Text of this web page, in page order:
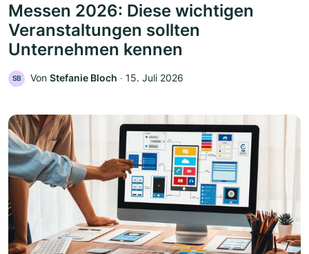
Messen 2026: Diese wichtigen
Veranstaltungen sollten
Unternehmen kennen
SB Von Stefanie Bloch ‧ 15. Juli 2026